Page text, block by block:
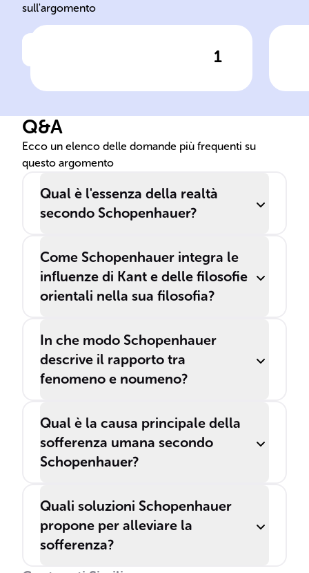
sull'argomento
1
Schopenhauer
Q&A
Ecco un elenco delle domande più frequenti su
questo argomento
Qual è l'essenza della realtà
secondo Schopenhauer?
Come Schopenhauer integra le
influenze di Kant e delle filosofie
orientali nella sua filosofia?
In che modo Schopenhauer
descrive il rapporto tra
fenomeno e noumeno?
Qual è la causa principale della
sofferenza umana secondo
Schopenhauer?
Quali soluzioni Schopenhauer
propone per alleviare la
sofferenza?